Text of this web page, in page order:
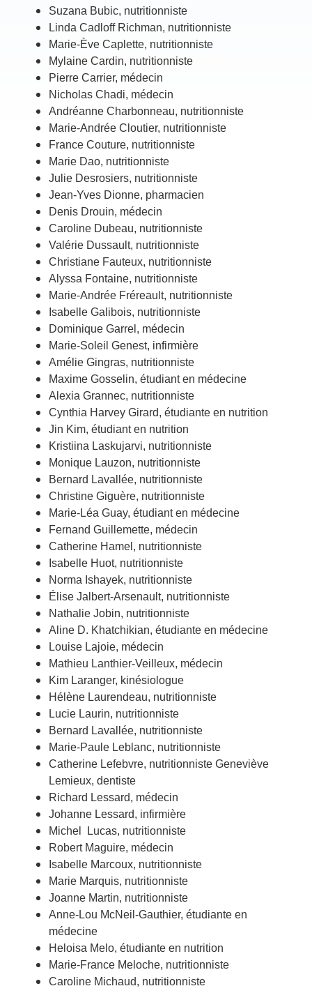
Suzana Bubic, nutritionniste
Linda Cadloff Richman, nutritionniste
Marie-Ève Caplette, nutritionniste
Mylaine Cardin, nutritionniste
Pierre Carrier, médecin
Nicholas Chadi, médecin
Andréanne Charbonneau, nutritionniste
Marie-Andrée Cloutier, nutritionniste
France Couture, nutritionniste
Marie Dao, nutritionniste
Julie Desrosiers, nutritionniste
Jean-Yves Dionne, pharmacien
Denis Drouin, médecin
Caroline Dubeau, nutritionniste
Valérie Dussault, nutritionniste
Christiane Fauteux, nutritionniste
Alyssa Fontaine, nutritionniste
Marie-Andrée Fréreault, nutritionniste
Isabelle Galibois, nutritionniste
Dominique Garrel, médecin
Marie-Soleil Genest, infirmière
Amélie Gingras, nutritionniste
Maxime Gosselin, étudiant en médecine
Alexia Grannec, nutritionniste
Cynthia Harvey Girard, étudiante en nutrition
Jin Kim, étudiant en nutrition
Kristiina Laskujarvi, nutritionniste
Monique Lauzon, nutritionniste
Bernard Lavallée, nutritionniste
Christine Giguère, nutritionniste
Marie-Léa Guay, étudiant en médecine
Fernand Guillemette, médecin
Catherine Hamel, nutritionniste
Isabelle Huot, nutritionniste
Norma Ishayek, nutritionniste
Élise Jalbert-Arsenault, nutritionniste
Nathalie Jobin, nutritionniste
Aline D. Khatchikian, étudiante en médecine
Louise Lajoie, médecin
Mathieu Lanthier-Veilleux, médecin
Kim Laranger, kinésiologue
Hélène Laurendeau, nutritionniste
Lucie Laurin, nutritionniste
Bernard Lavallée, nutritionniste
Marie-Paule Leblanc, nutritionniste
Catherine Lefebvre, nutritionniste Geneviève
Lemieux, dentiste
Richard Lessard, médecin
Johanne Lessard, infirmière
Michel Lucas, nutritionniste
Robert Maguire, médecin
Isabelle Marcoux, nutritionniste
Marie Marquis, nutritionniste
Joanne Martin, nutritionniste
Anne-Lou McNeil-Gauthier, étudiante en
médecine
Heloisa Melo, étudiante en nutrition
Marie-France Meloche, nutritionniste
Caroline Michaud, nutritionniste